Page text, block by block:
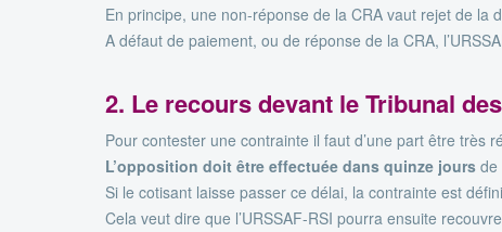
En principe, une non-réponse de la CRA vaut rejet de
A défaut de paiement, ou de réponse de la CRA,
2. Le recours devant le Tribunal
Pour contester une contrainte il faut d’une part être très
L’opposition doit être effectuée dans quinze jours de
Si le cotisant laisse passer ce délai, la contrainte est
Cela veut dire que l’URSSAF-RSI pourra ensuite